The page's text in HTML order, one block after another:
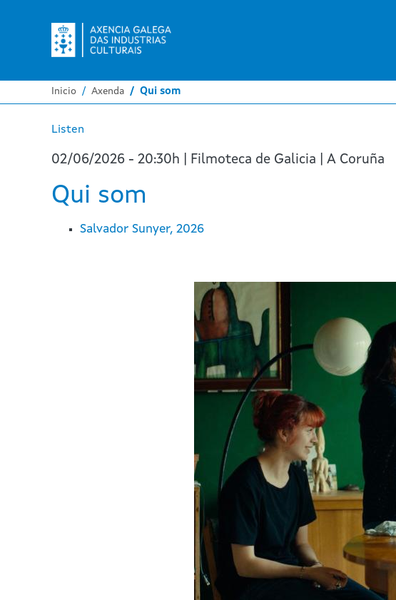
Inicio Axenda Qui som
Listen
02/06/2026 - 20:30h | Filmoteca de Galicia | A Coruña
Qui som
Salvador Sunyer, 2026